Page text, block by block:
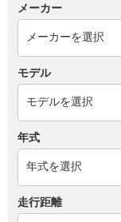
メーカー
モデル
年式
走行距離